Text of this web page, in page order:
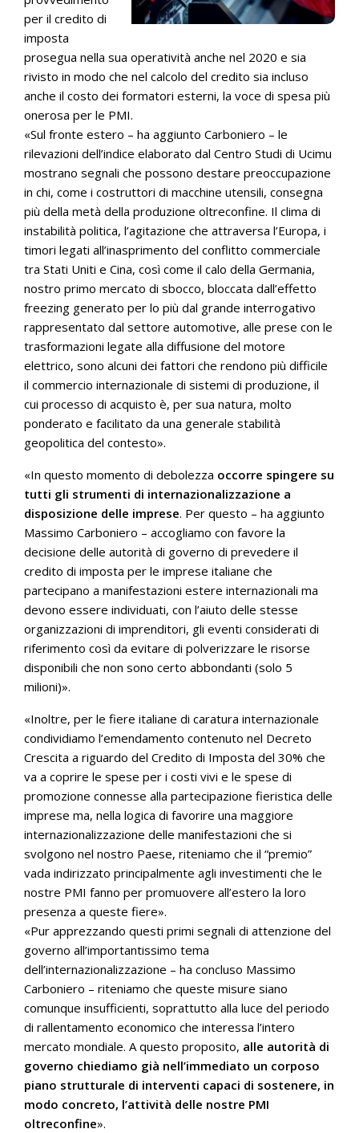
per il credito di
imposta
prosegua nella sua operatività anche nel 2020 e sia
rivisto in modo che nel calcolo del credito sia incluso
anche il costo dei formatori esterni, la voce di spesa più
onerosa per le PMI.
«Sul fronte estero – ha aggiunto Carboniero – le
rilevazioni dell’indice elaborato dal Centro Studi di Ucimu
mostrano segnali che possono destare preoccupazione
in chi, come i costruttori di macchine utensili, consegna
più della metà della produzione oltreconfine. Il clima di
instabilità politica, l’agitazione che attraversa l’Europa, i
timori legati all’inasprimento del conflitto commerciale
tra Stati Uniti e Cina, così come il calo della Germania,
nostro primo mercato di sbocco, bloccata dall’effetto
freezing generato per lo più dal grande interrogativo
rappresentato dal settore automotive, alle prese con le
trasformazioni legate alla diffusione del motore
elettrico, sono alcuni dei fattori che rendono più difficile
il commercio internazionale di sistemi di produzione, il
cui processo di acquisto è, per sua natura, molto
ponderato e facilitato da una generale stabilità
geopolitica del contesto».
«In questo momento di debolezza occorre spingere su
tutti gli strumenti di internazionalizzazione a
disposizione delle imprese. Per questo – ha aggiunto
Massimo Carboniero – accogliamo con favore la
decisione delle autorità di governo di prevedere il
credito di imposta per le imprese italiane che
partecipano a manifestazioni estere internazionali ma
devono essere individuati, con l’aiuto delle stesse
organizzazioni di imprenditori, gli eventi considerati di
riferimento così da evitare di polverizzare le risorse
disponibili che non sono certo abbondanti (solo 5
milioni)».
«Inoltre, per le fiere italiane di caratura internazionale
condividiamo l’emendamento contenuto nel Decreto
Crescita a riguardo del Credito di Imposta del 30% che
va a coprire le spese per i costi vivi e le spese di
promozione connesse alla partecipazione fieristica delle
imprese ma, nella logica di favorire una maggiore
internazionalizzazione delle manifestazioni che si
svolgono nel nostro Paese, riteniamo che il “premio”
vada indirizzato principalmente agli investimenti che le
nostre PMI fanno per promuovere all’estero la loro
presenza a queste fiere».
«Pur apprezzando questi primi segnali di attenzione del
governo all’importantissimo tema
dell’internazionalizzazione – ha concluso Massimo
Carboniero – riteniamo che queste misure siano
comunque insufficienti, soprattutto alla luce del periodo
di rallentamento economico che interessa l’intero
mercato mondiale. A questo proposito, alle autorità di
governo chiediamo già nell’immediato un corposo
piano strutturale di interventi capaci di sostenere, in
modo concreto, l’attività delle nostre PMI
oltreconfine».